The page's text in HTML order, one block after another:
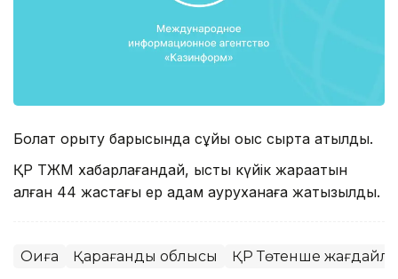
Болат қорыту барысында сұйық қоқыс сыртқа атылды.
ҚР ТЖМ хабарлағандай, ыстық күйік жарақатын
алған 44 жастағы ер адам ауруханаға жатқызылды.
Оқиға Қарағанды облысы ҚР Төтенше